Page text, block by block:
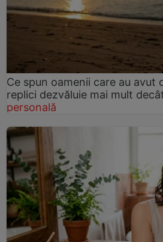
Ce spun oamenii care au avut
replici dezvăluie mai mult
personală